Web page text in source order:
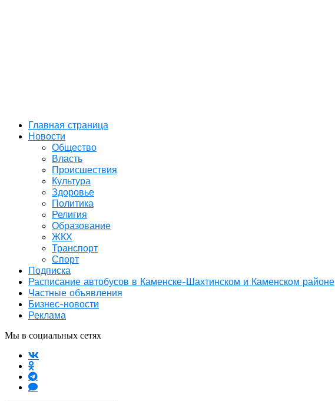
Главная страница
Новости
Общество
Власть
Происшествия
Культура
Здоровье
Политика
Религия
Образование
ЖКХ
Транспорт
Спорт
Подписка
Расписание автобусов в Каменске-Шахтинском и Каменском районе
Частные объявления
Бизнес-новости
Реклама
Мы в социальных сетях